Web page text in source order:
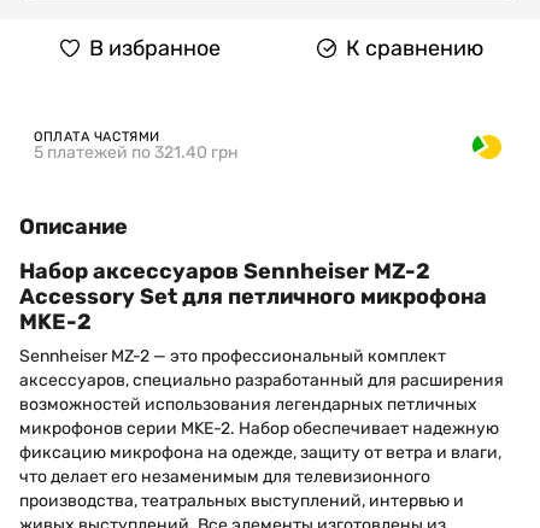
В избранное К сравнению
ОПЛАТА ЧАСТЯМИ
5 платежей по 321.40 грн
Описание
Набор аксессуаров Sennheiser MZ-2
Accessory Set для петличного микрофона
MKE-2
Sennheiser MZ-2 — это профессиональный комплект
аксессуаров, специально разработанный для расширения
возможностей использования легендарных петличных
микрофонов серии MKE-2. Набор обеспечивает надежную
фиксацию микрофона на одежде, защиту от ветра и влаги,
что делает его незаменимым для телевизионного
производства, театральных выступлений, интервью и